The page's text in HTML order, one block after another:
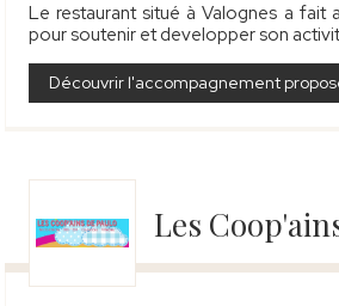
Le restaurant situé à Valognes a fait
pour soutenir et developper son
Découvrir l'accompagnement
Les